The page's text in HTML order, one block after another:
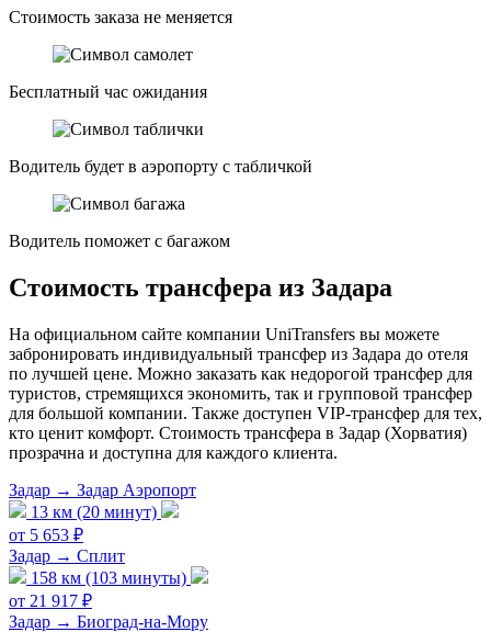
Стоимость заказа не меняется
Бесплатный час ожидания
Водитель будет в аэропорту с табличкой
Водитель поможет с багажом
Стоимость трансфера из Задара
На официальном сайте компании UniTransfers вы можете
забронировать индивидуальный трансфер из Задара до отеля
по лучшей цене. Можно заказать как недорогой трансфер для
туристов, стремящихся экономить, так и групповой трансфер
для большой компании. Также доступен VIP-трансфер для тех,
кто ценит комфорт. Стоимость трансфера в Задар (Хорватия)
прозрачна и доступна для каждого клиента.
Задар → Задар Аэропорт
13 км (20 минут)
от 5 653 ₽
Задар → Сплит
158 км (103 минуты)
от 21 917 ₽
Задар → Биоград-на-Мору